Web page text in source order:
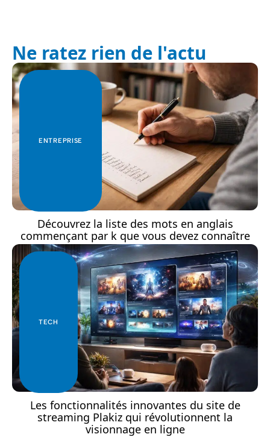
Ne ratez rien de l'actu
ENTREPRISE
Découvrez la liste des mots en anglais
commençant par k que vous devez connaître
TECH
Les fonctionnalités innovantes du site de
streaming Plakiz qui révolutionnent la
visionnage en ligne